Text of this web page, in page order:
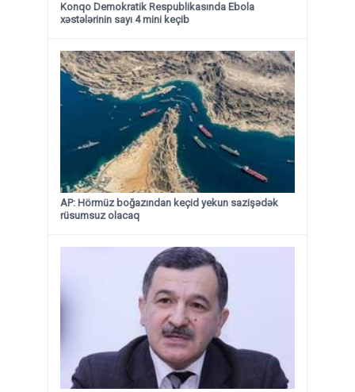
Konqo Demokratik Respublikasında Ebola
xəstələrinin sayı 4 mini keçib
AP: Hörmüz boğazından keçid yekun sazişədək
rüsumsuz olacaq